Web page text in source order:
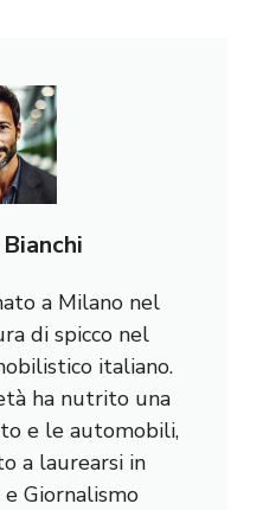
a Milano nel
di spicco nel
italiano.
ha nutrito una
e le automobili,
a laurearsi in
e Giornalismo